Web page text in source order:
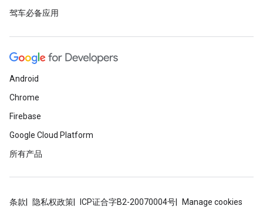
驾车必备应用
Android
Chrome
Firebase
Google Cloud Platform
所有产品
条款 隐私权政策 ICP证合字B2-20070004号 Manage cookies